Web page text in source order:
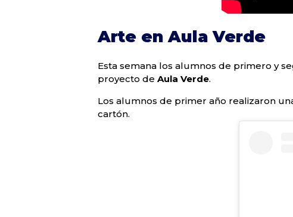
Arte en Aula Verde
Esta semana los alumnos de primero y
proyecto deAula Verde.
Los alumnos de primer año realizaron
cartón.